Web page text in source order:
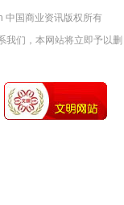
国商业资讯版权所有
我们，本网站将立即予以删